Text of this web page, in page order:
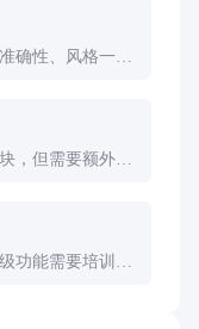
确性、风格一致
，但需要额外配
功能需要培训。